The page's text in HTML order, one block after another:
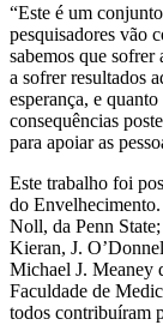
“Este é um
pesquisadores vão
sabemos que sofrer
a sofrer resultados
esperança, e
consequências
para apoiar as
Este trabalho foi
do
Noll, da Penn
Kieran, J.
Michael J. Meaney
Faculdade de
todos contribuíram